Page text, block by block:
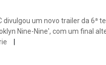
divulgou um novo trailer da 6ª
Nine-Nine', com um final